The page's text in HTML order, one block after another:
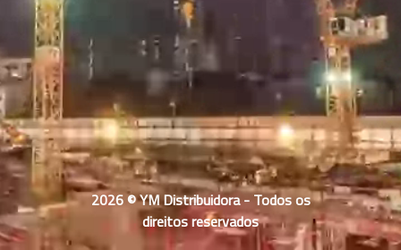
2026 © YM Distribuidora - Todos os
direitos reservados